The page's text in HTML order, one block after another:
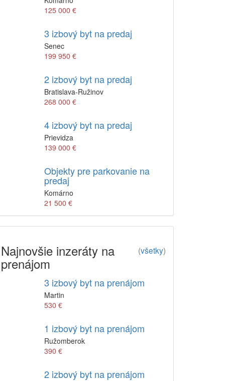
125 000 €
3 izbový byt na predaj
Senec
199 950 €
2 izbový byt na predaj
Bratislava-Ružinov
268 000 €
4 izbový byt na predaj
Prievidza
139 000 €
Objekty pre parkovanie na
predaj
Komárno
21 500 €
(všetky)
Najnovšie inzeráty na
prenájom
3 izbový byt na prenájom
Martin
530 €
1 izbový byt na prenájom
Ružomberok
390 €
2 izbový byt na prenájom